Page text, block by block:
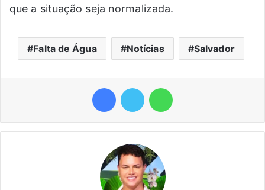
que a situação seja normalizada.
Falta de Água Notícias Salvador
FacebookTwitter